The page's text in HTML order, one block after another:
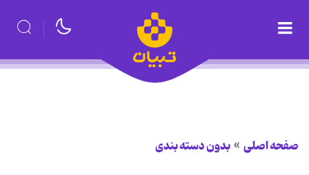
صفحه اصلی بدون دسته بندی